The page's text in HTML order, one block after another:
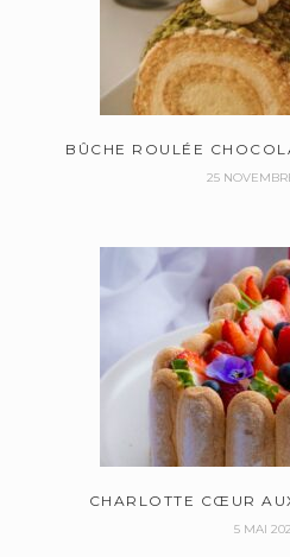
BÛCHE ROULÉE
25
CHARLOTTE CŒUR
5 MAI